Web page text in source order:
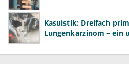
Kasuistik: Dreifach
Lungenkarzinom – ein